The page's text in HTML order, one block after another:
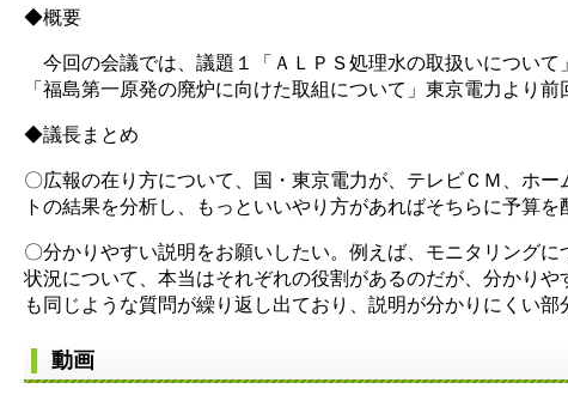
◆概要
今回の会議では、議題１「ＡＬＰＳ処理水の取扱いについて
「福島第一原発の廃炉に向けた取組について」東京電力より
◆議長まとめ
〇広報の在り方について、国・東京電力が、テレビＣＭ、ホ
トの結果を分析し、もっといいやり方があればそちらに予算
〇分かりやすい説明をお願いしたい。例えば、モニタリング
状況について、本当はそれぞれの役割があるのだが、分かり
も同じような質問が繰り返し出ており、説明が分かりにくい
動画